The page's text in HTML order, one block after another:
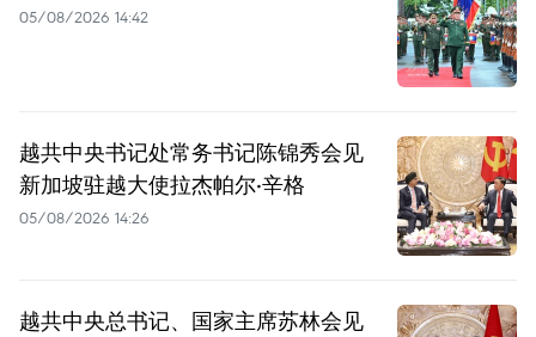
05/08/2026 14:42
越共中央书记处常务书记陈锦秀会见
新加坡驻越大使拉杰帕尔·辛格
05/08/2026 14:26
越共中央总书记、国家主席苏林会见